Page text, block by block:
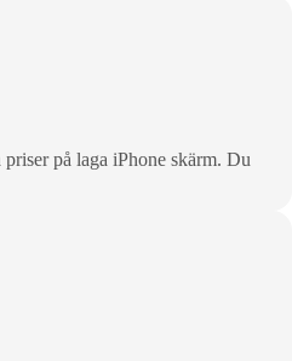
på laga iPhone skärm. Du